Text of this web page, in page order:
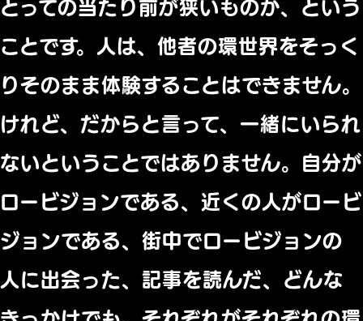
とっての当たり前が狭いものか、という
ことです。人は、他者の環世界をそっく
りそのまま体験することはできません。
けれど、だからと言って、一緒にいられ
ないということではありません。自分が
ロービジョンである、近くの人がロービ
ジョンである、街中でロービジョンの
人に出会った、記事を読んだ、どんな